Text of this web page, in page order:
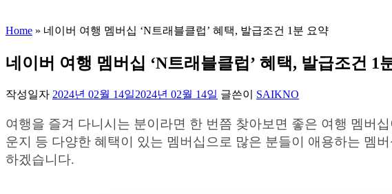
Home » 네이버 여행 멤버십 ‘N트래블클럽’ 혜택, 발급조건 1분 요약
네이버 여행 멤버십 ‘N트래블클럽’ 혜택, 발급조건 1
작성일자 2024년 02월 14일2024년 02월 14일 글쓴이 SAIKNO
여행을 즐겨 다니시는 분이라면 한 번쯤 찾아보면 좋은 여행 멤버
운지 등 다양한 혜택이 있는 멤버십으로 많은 분들이 애용하는 멤
하겠습니다.